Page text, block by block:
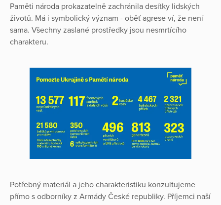
Paměti národa prokazatelně zachránila desítky lidských
životů. Má i symbolický význam - oběť agrese ví, že není
sama. Všechny zaslané prostředky jsou nesmrtícího
charakteru.
Potřebný materiál a jeho charakteristiku konzultujeme
přímo s odborníky z Armády České republiky. Příjemci naší